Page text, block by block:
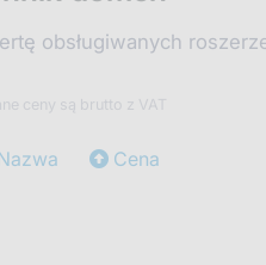
obsługiwanych
ceny są brutto z VAT
Cena